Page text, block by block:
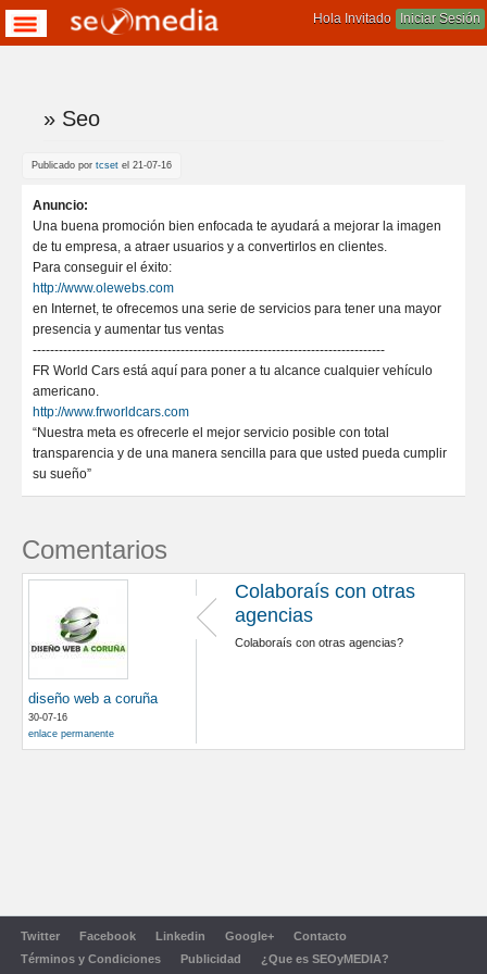
Iniciar Sesión
Hola Invitado
Te encuentras aqui
» Seo
Publicado por tcset el 21-07-16
Anuncio:
Una buena promoción bien enfocada te ayudará a mejorar la imagen
de tu empresa, a atraer usuarios y a convertirlos en clientes.
Para conseguir el éxito:
http://www.olewebs.com
en Internet, te ofrecemos una serie de servicios para tener una mayor
presencia y aumentar tus ventas
---------------------------------------------------------------------------------
FR World Cars está aquí para poner a tu alcance cualquier vehículo
americano.
http://www.frworldcars.com
“Nuestra meta es ofrecerle el mejor servicio posible con total
transparencia y de una manera sencilla para que usted pueda cumplir
su sueño”​
Comentarios
diseño web a coruña
30-07-16
enlace permanente
Colaboraís con otras
agencias
Colaboraís con otras agencias?
Twitter Facebook Linkedin Google+
Contacto
Términos y Condiciones
Publicidad ¿Que es SEOyMEDIA?